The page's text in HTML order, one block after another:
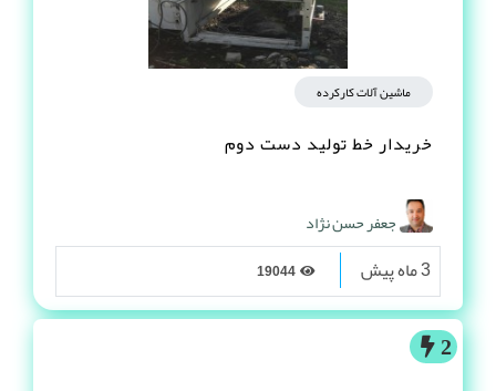
ماشین آلات کارکرده
خریدار خط تولید دست دوم
جعفر حسن نژاد
3 ماه پیش
2